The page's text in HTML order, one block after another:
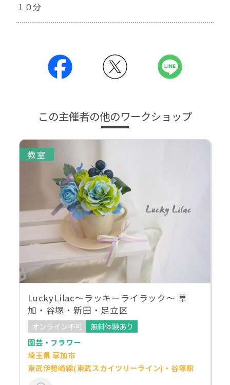
１０分
この主催者の他のワークショップ
教室
LuckyLilac～ラッキーライラック～ 草
加・谷塚・新田・足立区
オンライン不可
無料体験あり
園芸・フラワー
埼玉県 草加市
東武伊勢崎線(東武スカイツリーライン)・谷塚駅